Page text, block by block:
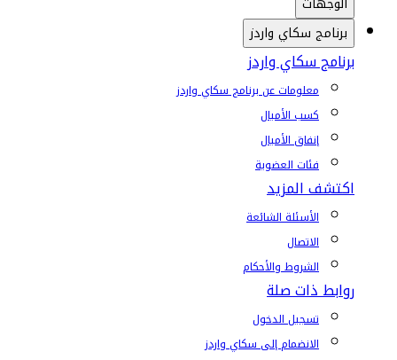
برنامج سكاي واردز
برنامج سكاي واردز
معلومات عن برنامج سكاي واردز
كسب الأميال
إنفاق الأميال
فئات العضوية
اكتشف المزيد
الأسئلة الشائعة
الاتصال
الشروط والأحكام
روابط ذات صلة
تسجيل الدخول
الانضمام إلى سكاي واردز